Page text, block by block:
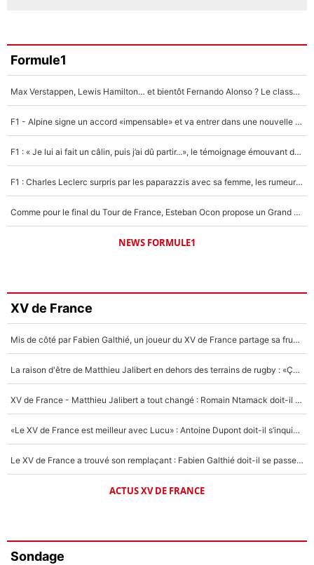
Formule1
Max Verstappen, Lewis Hamilton… et bientôt Fernando Alonso ? Le classement des pilotes les mieux payés en Formule 1 risque de changer !
F1 - Alpine signe un accord «impensable» et va entrer dans une nouvelle dimension : Grande nouvelle pour Pierre Gasly !
F1 : « Je lui ai fait un câlin, puis j’ai dû partir...», le témoignage émouvant de Max Verstappen sur sa fille
F1 : Charles Leclerc surpris par les paparazzis avec sa femme, les rumeurs étaient vraies !
Comme pour le final du Tour de France, Esteban Ocon propose un Grand Prix de Formule 1 à Paris : «Autour de l’Arc de Triomphe, ce serait génial» !
NEWS FORMULE1
XV de France
Mis de côté par Fabien Galthié, un joueur du XV de France partage sa frustration : «ils ne me l’ont pas dit tout de suite»
La raison d'être de Matthieu Jalibert en dehors des terrains de rugby : «Ça m'atteint autant que si tu touches à un membre de ma famille»
XV de France - Matthieu Jalibert a tout changé : Romain Ntamack doit-il s’inquiéter pour sa place à un an de la Coupe du monde ?
«Le XV de France est meilleur avec Lucu» : Antoine Dupont doit-il s’inquiéter pour sa place ?
Le XV de France a trouvé son remplaçant : Fabien Galthié doit-il se passer d'Antoine Dupont ?
ACTUS XV DE FRANCE
Sondage